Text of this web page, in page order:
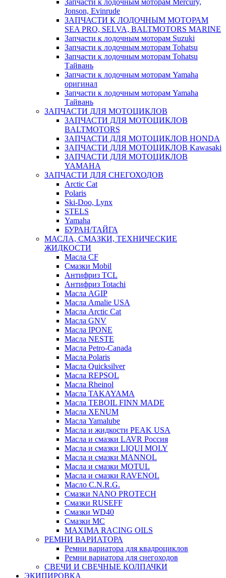
Jonson, Evinrude
ЗАПЧАСТИ К ЛОДОЧНЫМ МОТОРАМ
SEA PRO, SELVA, BALTMOTORS MARINE
Запчасти к лодочным моторам Suzuki
Запчасти к лодочным моторам Tohatsu
Запчасти к лодочным моторам Tohatsu
Тайвань
Запчасти к лодочным моторам Yamaha
оригинал
Запчасти к лодочным моторам Yamaha
Тайвань
ЗАПЧАСТИ ДЛЯ МОТОЦИКЛОВ
ЗАПЧАСТИ ДЛЯ МОТОЦИКЛОВ
BALTMOTORS
ЗАПЧАСТИ ДЛЯ МОТОЦИКЛОВ HONDA
ЗАПЧАСТИ ДЛЯ МОТОЦИКЛОВ Kawasaki
ЗАПЧАСТИ ДЛЯ МОТОЦИКЛОВ
YAMAHA
ЗАПЧАСТИ ДЛЯ СНЕГОХОДОВ
Arctic Cat
Polaris
Ski-Doo, Lynx
STELS
Yamaha
БУРАН/ТАЙГА
МАСЛА, СМАЗКИ, ТЕХНИЧЕСКИЕ
ЖИДКОСТИ
Масла CF
Смазки Mobil
Антифриз TCL
Антифриз Totachi
Масла AGIP
Масла Amalie USA
Масла Arctic Cat
Масла GNV
Масла IPONE
Масла NESTE
Масла Petro-Canada
Масла Polaris
Масла Quicksilver
Масла REPSOL
Масла Rheinol
Масла TAKAYAMA
Масла TEBOIL FINN MADE
Масла XENUM
Масла Yamalube
Масла и жидкости PEAK USA
Масла и смазки LAVR Россия
Масла и смазки LIQUI MOLY
Масла и смазки MANNOL
Масла и смазки MOTUL
Масла и смазки RAVENOL
Масло C.N.R.G.
Смазки NANO PROTECH
Смазки RUSEFF
Смазки WD40
Смазки МС
MAXIMA RACING OILS
РЕМНИ ВАРИАТОРА
Ремни вариатора для квадроциклов
Ремни вариатора для снегоходов
СВЕЧИ И СВЕЧНЫЕ КОЛПАЧКИ
ЭКИПИРОВКА